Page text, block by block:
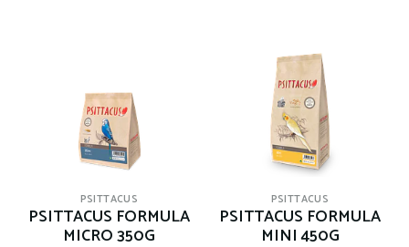
PSITTACUS
PSITTACUS FORMULA
MICRO 350G
PSITTACUS
PSITTACUS FORMULA
MINI 450G